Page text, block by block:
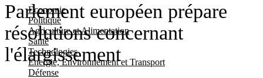
Economie
Politique
Agriculture et Alimentation
Santé
Technologies
Energie, Environnement et Transport
Défense
Parlement européen prépare
résolutions concernant
l'élargissement